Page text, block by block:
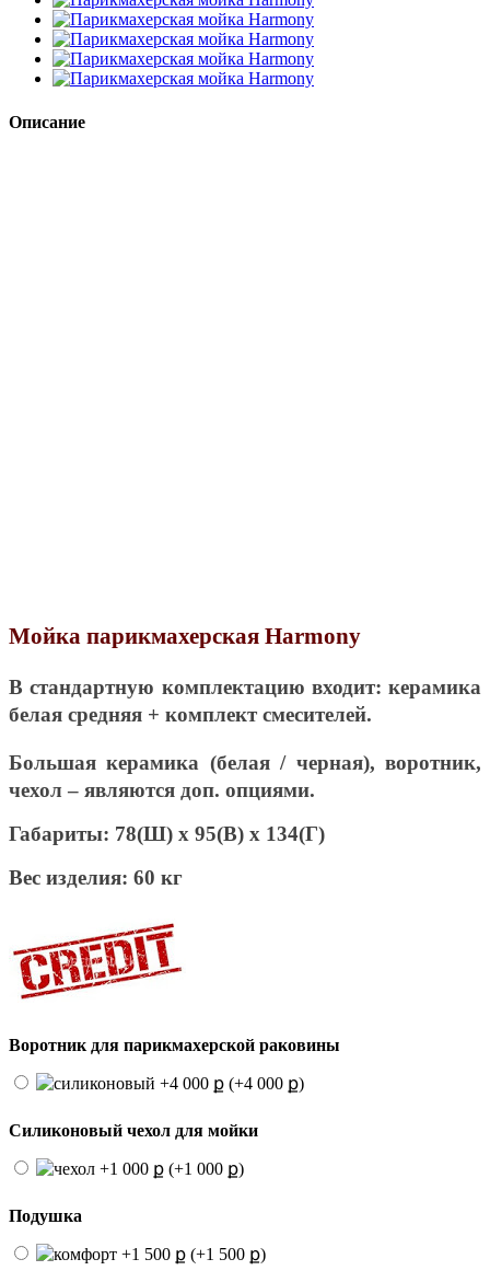
Описание
Мойка парикмахерская Harmony
В стандартную комплектацию входит: керамика
белая средняя + комплект смесителей.
Большая керамика (белая / черная), воротник,
чехол – являются доп. опциями.
Габариты: 78(Ш) x 95(В) x 134(Г)
Вес изделия: 60 кг
Воротник для парикмахерской раковины
(+4 000 ք)
Силиконовый чехол для мойки
(+1 000 ք)
Подушка
(+1 500 ք)